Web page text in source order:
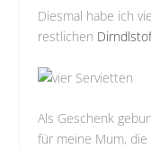
Diesmal habe ich
restlichen
Als Geschenk
für meine Mum, die